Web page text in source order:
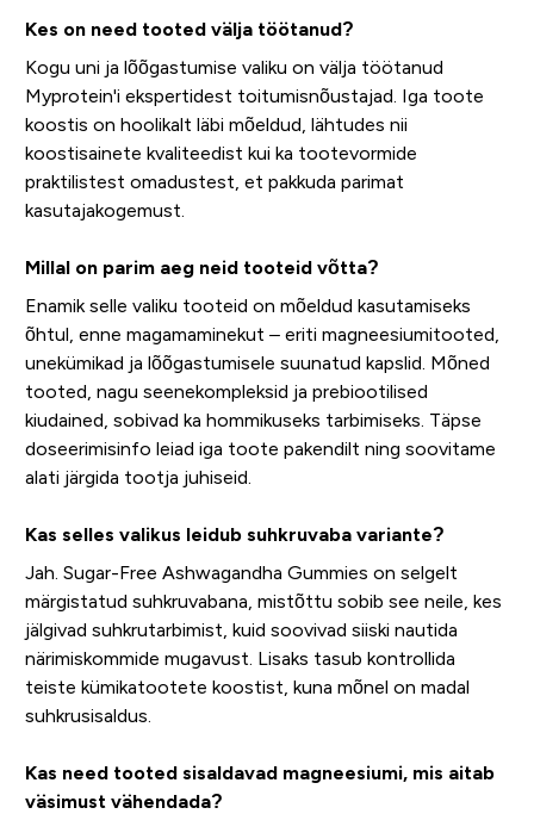
Kes on need tooted välja töötanud?
Kogu uni ja lõõgastumise valiku on välja töötanud
Myprotein'i ekspertidest toitumisnõustajad. Iga toote
koostis on hoolikalt läbi mõeldud, lähtudes nii
koostisainete kvaliteedist kui ka tootevormide
praktilistest omadustest, et pakkuda parimat
kasutajakogemust.
Millal on parim aeg neid tooteid võtta?
Enamik selle valiku tooteid on mõeldud kasutamiseks
õhtul, enne magamaminekut – eriti magneesiumitooted,
unekümikad ja lõõgastumisele suunatud kapslid. Mõned
tooted, nagu seenekompleksid ja prebiootilised
kiudained, sobivad ka hommikuseks tarbimiseks. Täpse
doseerimisinfo leiad iga toote pakendilt ning soovitame
alati järgida tootja juhiseid.
Kas selles valikus leidub suhkruvaba variante?
Jah. Sugar-Free Ashwagandha Gummies on selgelt
märgistatud suhkruvabana, mistõttu sobib see neile, kes
jälgivad suhkrutarbimist, kuid soovivad siiski nautida
närimiskommide mugavust. Lisaks tasub kontrollida
teiste kümikatootete koostist, kuna mõnel on madal
suhkrusisaldus.
Kas need tooted sisaldavad magneesiumi, mis aitab
väsimust vähendada?